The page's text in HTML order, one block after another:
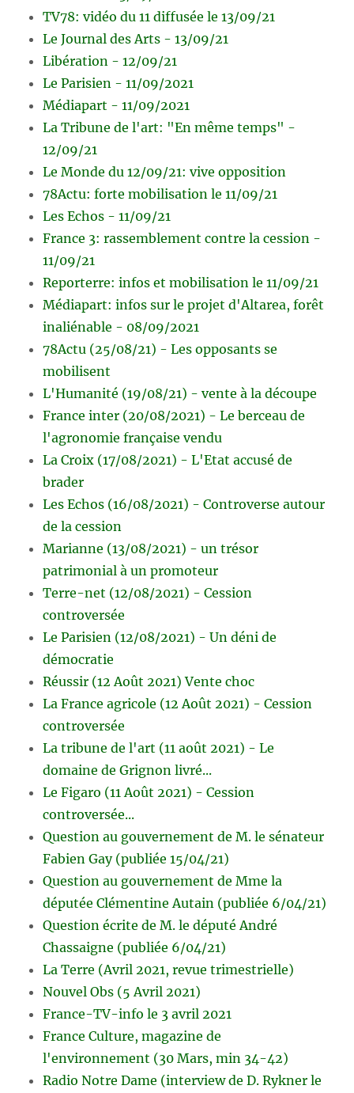
TV78: vidéo du 11 diffusée le 13/09/21
Le Journal des Arts - 13/09/21
Libération - 12/09/21
Le Parisien - 11/09/2021
Médiapart - 11/09/2021
La Tribune de l'art: "En même temps" -
12/09/21
Le Monde du 12/09/21: vive opposition
78Actu: forte mobilisation le 11/09/21
Les Echos - 11/09/21
France 3: rassemblement contre la cession -
11/09/21
Reporterre: infos et mobilisation le 11/09/21
Médiapart: infos sur le projet d'Altarea, forêt
inaliénable - 08/09/2021
78Actu (25/08/21) - Les opposants se
mobilisent
L'Humanité (19/08/21) - vente à la découpe
France inter (20/08/2021) - Le berceau de
l'agronomie française vendu
La Croix (17/08/2021) - L'Etat accusé de
brader
Les Echos (16/08/2021) - Controverse autour
de la cession
Marianne (13/08/2021) - un trésor
patrimonial à un promoteur
Terre-net (12/08/2021) - Cession
controversée
Le Parisien (12/08/2021) - Un déni de
démocratie
Réussir (12 Août 2021) Vente choc
La France agricole (12 Août 2021) - Cession
controversée
La tribune de l'art (11 août 2021) - Le
domaine de Grignon livré...
Le Figaro (11 Août 2021) - Cession
controversée...
Question au gouvernement de M. le sénateur
Fabien Gay (publiée 15/04/21)
Question au gouvernement de Mme la
députée Clémentine Autain (publiée 6/04/21)
Question écrite de M. le député André
Chassaigne (publiée 6/04/21)
La Terre (Avril 2021, revue trimestrielle)
Nouvel Obs (5 Avril 2021)
France-TV-info le 3 avril 2021
France Culture, magazine de
l'environnement (30 Mars, min 34-42)
Radio Notre Dame (interview de D. Rykner le